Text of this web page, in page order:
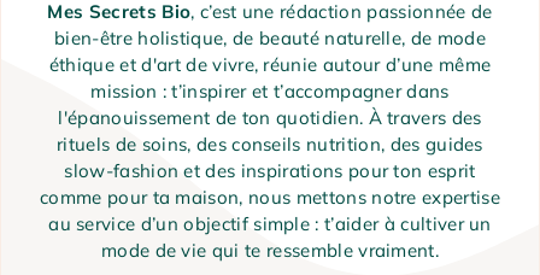
Mes Secrets Bio, c’est une rédaction passionnée de
bien-être holistique, de beauté naturelle, de mode
éthique et d'art de vivre, réunie autour d’une même
mission : t’inspirer et t’accompagner dans
l'épanouissement de ton quotidien. À travers des
rituels de soins, des conseils nutrition, des guides
slow-fashion et des inspirations pour ton esprit
comme pour ta maison, nous mettons notre expertise
au service d’un objectif simple : t’aider à cultiver un
mode de vie qui te ressemble vraiment.